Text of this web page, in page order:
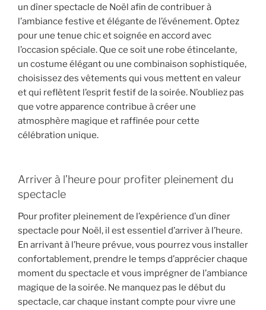
un dîner spectacle de Noël afin de contribuer à
l’ambiance festive et élégante de l’événement. Optez
pour une tenue chic et soignée en accord avec
l’occasion spéciale. Que ce soit une robe étincelante,
un costume élégant ou une combinaison sophistiquée,
choisissez des vêtements qui vous mettent en valeur
et qui reflètent l’esprit festif de la soirée. N’oubliez pas
que votre apparence contribue à créer une
atmosphère magique et raffinée pour cette
célébration unique.
Arriver à l’heure pour profiter pleinement du
spectacle
Pour profiter pleinement de l’expérience d’un dîner
spectacle pour Noël, il est essentiel d’arriver à l’heure.
En arrivant à l’heure prévue, vous pourrez vous installer
confortablement, prendre le temps d’apprécier chaque
moment du spectacle et vous imprégner de l’ambiance
magique de la soirée. Ne manquez pas le début du
spectacle, car chaque instant compte pour vivre une